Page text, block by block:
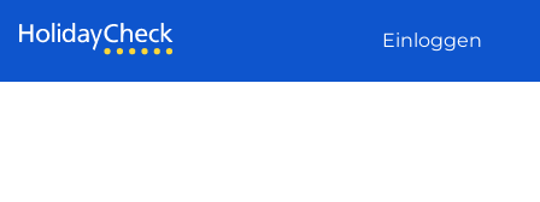
Einloggen